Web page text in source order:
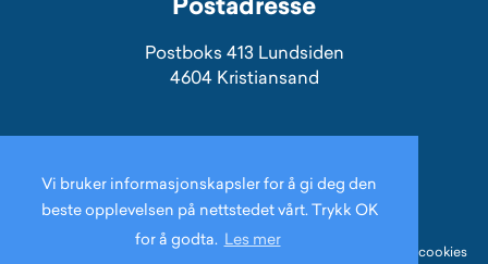
Vi bruker informasjonskapsler for å gi deg den
beste opplevelsen på nettstedet vårt. Trykk OK
for å godta. Les mer
Postboks 413 Lundsiden
4604 Kristiansand
© Copyright 2026 Maritippen Barnehage |Personvernerklæring / cookies